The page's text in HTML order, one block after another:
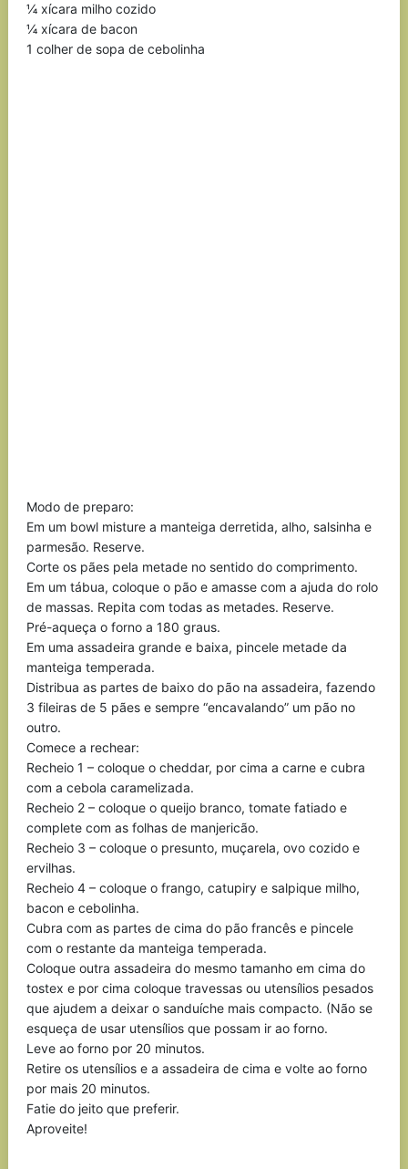
¼ xícara milho cozido
¼ xícara de bacon
1 colher de sopa de cebolinha
Modo de preparo:
Em um bowl misture a manteiga derretida, alho, salsinha e
parmesão. Reserve.
Corte os pães pela metade no sentido do comprimento.
Em um tábua, coloque o pão e amasse com a ajuda do rolo
de massas. Repita com todas as metades. Reserve.
Pré-aqueça o forno a 180 graus.
Em uma assadeira grande e baixa, pincele metade da
manteiga temperada.
Distribua as partes de baixo do pão na assadeira, fazendo
3 fileiras de 5 pães e sempre “encavalando” um pão no
outro.
Comece a rechear:
Recheio 1 – coloque o cheddar, por cima a carne e cubra
com a cebola caramelizada.
Recheio 2 – coloque o queijo branco, tomate fatiado e
complete com as folhas de manjericão.
Recheio 3 – coloque o presunto, muçarela, ovo cozido e
ervilhas.
Recheio 4 – coloque o frango, catupiry e salpique milho,
bacon e cebolinha.
Cubra com as partes de cima do pão francês e pincele
com o restante da manteiga temperada.
Coloque outra assadeira do mesmo tamanho em cima do
tostex e por cima coloque travessas ou utensílios pesados
que ajudem a deixar o sanduíche mais compacto. (Não se
esqueça de usar utensílios que possam ir ao forno.
Leve ao forno por 20 minutos.
Retire os utensílios e a assadeira de cima e volte ao forno
por mais 20 minutos.
Fatie do jeito que preferir.
Aproveite!